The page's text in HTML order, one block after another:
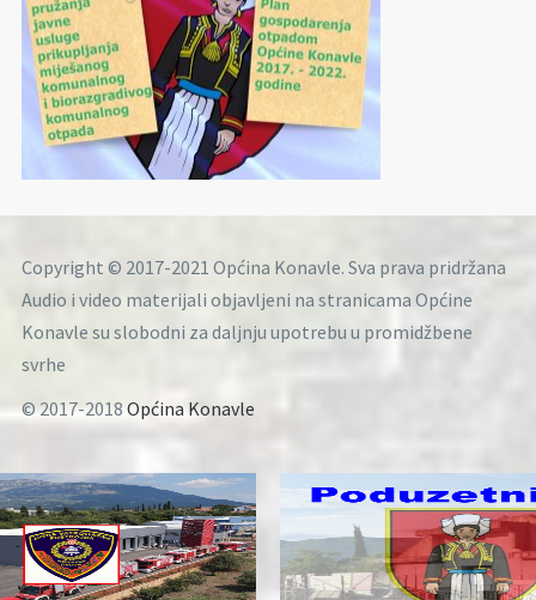
Copyright © 2017-2021 Općina Konavle. Sva prava pridržana
Audio i video materijali objavljeni na stranicama Općine
Konavle su slobodni za daljnju upotrebu u promidžbene
svrhe
© 2017-2018 Općina Konavle